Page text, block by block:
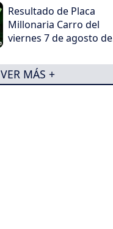
Resultado de Placa
Millonaria Carro del
viernes 7 de agosto de
VER MÁS +